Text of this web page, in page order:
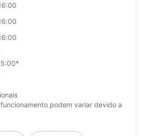
podem variar devido a